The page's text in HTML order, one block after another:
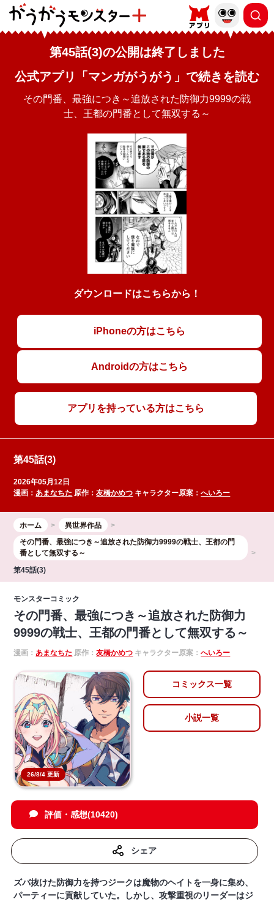
第45話(3)の公開は終了しました
公式アプリ「マンガがうがう」で続きを読む
その門番、最強につき～追放された防御力9999の戦
士、王都の門番として無双する～
ダウンロードはこちらから！
iPhoneの方はこちら
Androidの方はこちら
アプリを持っている方はこちら
第45話(3)
2026年05月12日
漫画：あまなちた 原作：友橋かめつ キャラクター原案：へいろー
ホーム
異世界作品
その門番、最強につき～追放された防御力9999の戦士、王都の門
番として無双する～
第45話(3)
モンスターコミック
その門番、最強につき～追放された防御力
9999の戦士、王都の門番として無双する～
漫画：あまなちた 原作：友橋かめつ キャラクター原案：へいろー
26/8/4 更新
コミックス一覧
小説一覧
評価・感想(10420)
シェア
ズバ抜けた防御力を持つジークは魔物のヘイトを一身に集め、
パーティーに貢献していた。しかし、攻撃重視のリーダーはジ